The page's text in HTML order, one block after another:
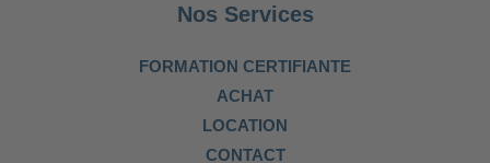
Nos Services
FORMATION CERTIFIANTE
ACHAT
LOCATION
CONTACT